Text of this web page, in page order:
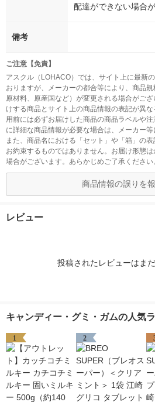
配達ができない場合が
備考
ご注意【免責】
アスクル（LOHACO）では、サイト上に最新
おりますが、メーカーの都合等により、商品規
原材料、原産国など）が変更される場合がご
けする商品とサイト上の商品情報の表記が異
用前には必ずお届けした商品の商品ラベルや
に詳細な商品情報が必要な場合は、メーカー等
また、商品名における「セット」や「箱」の
お約束するものではありません。お届け形態
場合がございます。あらかじめご了承ください
商品情報の誤りを
レビュー
投稿されたレビューはまだ
キャンディー・グミ・ガムの人気
1 2